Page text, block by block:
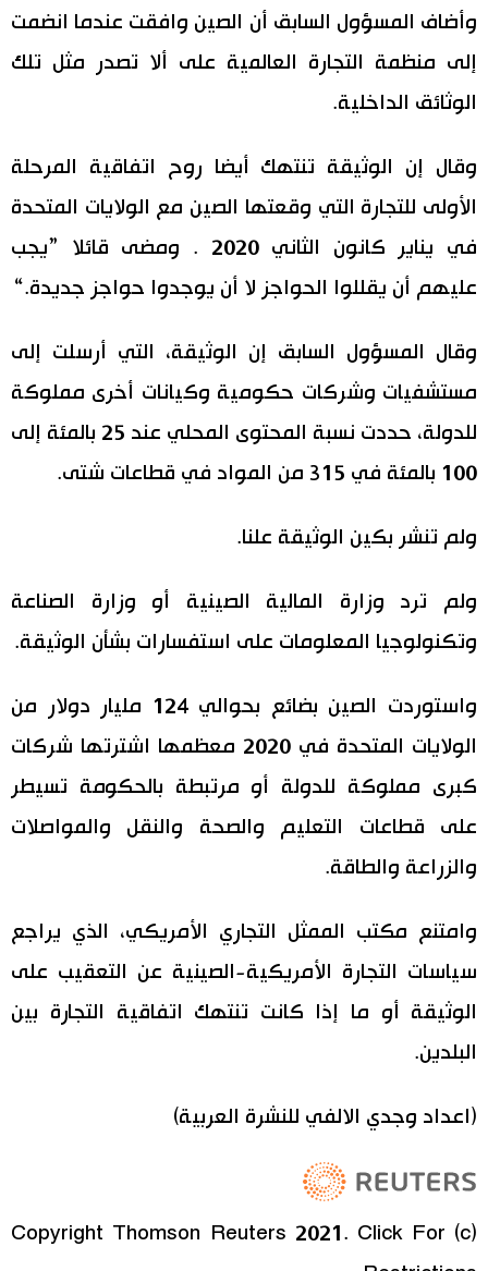
لايف ستايل
طوكيو
إعلان
وأضاف المسؤول السابق أن الصين وافقت عندما انضمت
إلى منظمة التجارة العالمية على ألا تصدر مثل تلك
الوثائق الداخلية.
وقال إن الوثيقة تنتهك أيضا روح اتفاقية المرحلة
الأولى للتجارة التي وقعتها الصين مع الولايات المتحدة
في يناير كانون الثاني 2020 . ومضى قائلا ”يجب
عليهم أن يقللوا الحواجز لا أن يوجدوا حواجز جديدة.“
وقال المسؤول السابق إن الوثيقة، التي أرسلت إلى
مستشفيات وشركات حكومية وكيانات أخرى مملوكة
للدولة، حددت نسبة المحتوى المحلي عند 25 بالمئة إلى
100 بالمئة في 315 من المواد في قطاعات شتى.
ولم تنشر بكين الوثيقة علنا.
ولم ترد وزارة المالية الصينية أو وزارة الصناعة
وتكنولوجيا المعلومات على استفسارات بشأن الوثيقة.
واستوردت الصين بضائع بحوالي 124 مليار دولار من
الولايات المتحدة في 2020 معظمها اشترتها شركات
كبرى مملوكة للدولة أو مرتبطة بالحكومة تسيطر
على قطاعات التعليم والصحة والنقل والمواصلات
والزراعة والطاقة.
وامتنع مكتب الممثل التجاري الأمريكي، الذي يراجع
سياسات التجارة الأمريكية-الصينية عن التعقيب على
الوثيقة أو ما إذا كانت تنتهك اتفاقية التجارة بين
البلدين.
(اعداد وجدي الالفي للنشرة العربية)
(c) Copyright Thomson Reuters 2021. Click For